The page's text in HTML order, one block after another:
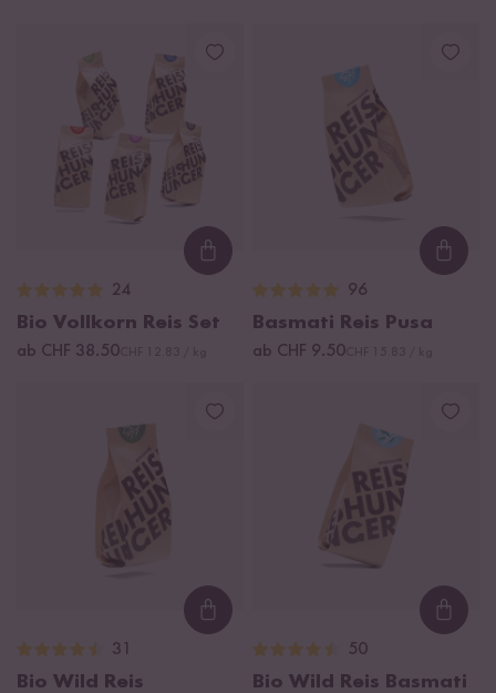
Loading...
24
Bio Vollkorn Reis Set
ab CHF 38.50
96
Basmati Reis Pusa
ab CHF 9.50
Loading...
31
Bio Wild Reis
50
Bio Wild Reis Basmati